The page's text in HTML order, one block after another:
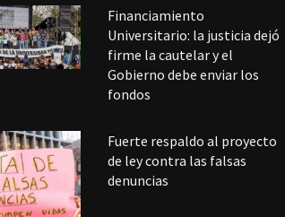
Financiamiento
Universitario: la justicia dejó
firme la cautelar y el
Gobierno debe enviar los
fondos
Fuerte respaldo al proyecto
de ley contra las falsas
denuncias